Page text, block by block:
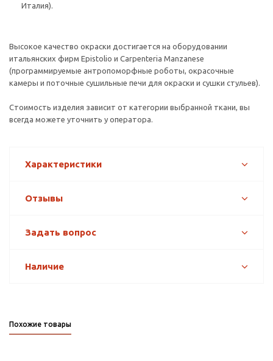
Италия).
Высокое качество окраски достигается на оборудовании
итальянских фирм Epistolio и Carpenteria Manzanese
(программируемые антропоморфные роботы, окрасочные
камеры и поточные сушильные печи для окраски и сушки стульев).
Стоимость изделия зависит от категории выбранной ткани, вы
всегда можете уточнить у оператора.
Характеристики
Отзывы
Задать вопрос
Наличие
Похожие товары